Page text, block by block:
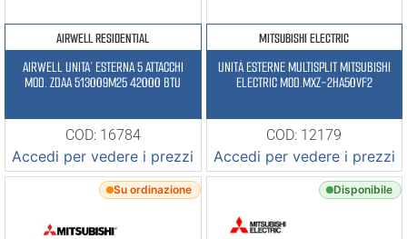
AIRWELL RESIDENTIAL
AIRWELL UNITA’ ESTERNA 5 ATTACCHI
MOD. ZDAA 513009M25 42000 BTU
COD: 16784
Accedi per vedere i prezzi
MITSUBISHI ELECTRIC
UNITÀ ESTERNE MULTISPLIT MITSUBISHI
ELECTRIC MOD.MXZ-2HA50VF2
COD: 12179
Accedi per vedere i prezzi
Su ordinazione Disponibile